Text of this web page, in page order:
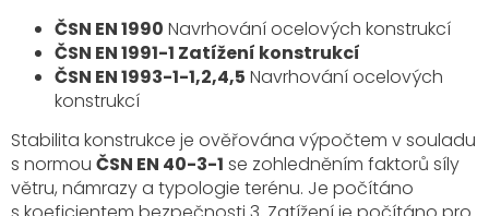
ČSN EN 1990 Navrhování ocelových konstrukcí
ČSN EN 1991-1 Zatížení konstrukcí
ČSN EN 1993-1-1,2,4,5 Navrhování ocelových
konstrukcí
Stabilita konstrukce je ověřována výpočtem v souladu
s normou ČSN EN 40-3-1 se zohledněním faktorů síly
větru, námrazy a typologie terénu. Je počítáno